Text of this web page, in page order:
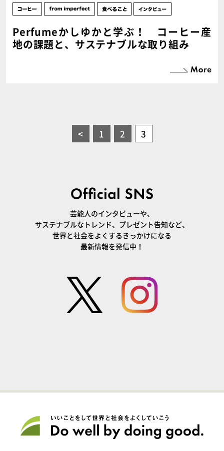
Perfumeかしゆかと学ぶ！ コーヒー産
地の課題と、サステナブルな取り組み
< 1 2 3
芸能人のインタビューや、
サステナブルなトレンド、プレゼント告知など、
世界と社会をよくするきっかけになる
最新情報を発信中！